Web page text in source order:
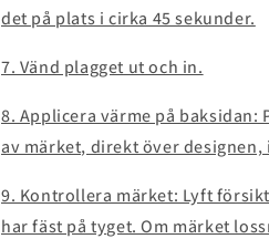
det på plats i cirka 45 sekunder.
7. Vänd plagget ut och in.
8. Applicera värme på baksidan:
av märket, direkt över designen,
9. Kontrollera märket: Lyft
har fäst på tyget. Om märket